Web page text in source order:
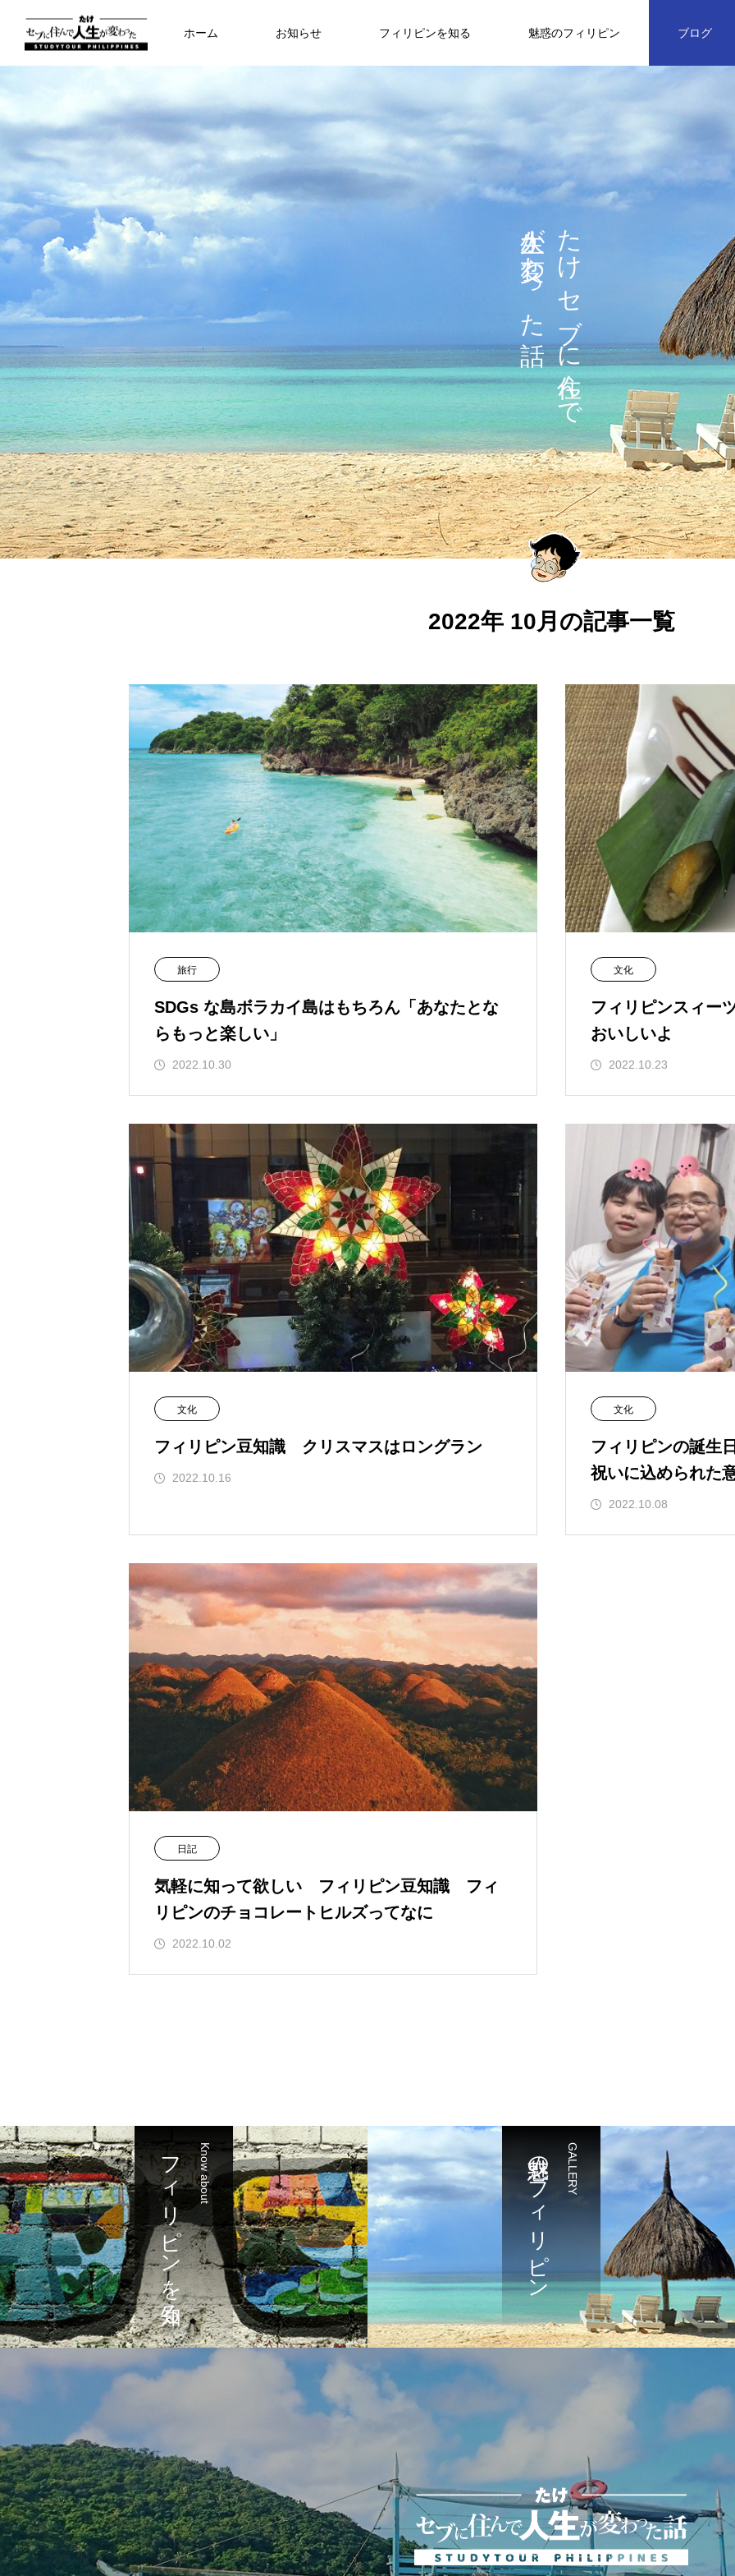
ホーム お知らせ フィリピンを知る 魅惑のフィリピン ブログ
う国
留学
07
学びの場として注目されるフィリピン 世界のダイバーが集まるフィリピン
オーガニックフード＆コスメ２
お店
大人の女性が楽しむフィリピンのお勧め
デビューの娘を前に思うこと
2024.04.16
大阪万博に出展するのですが、、、、
2024.03.24
コロナがフィリピンでなかなか収まら
2021.09.26
フィリピン留学がトレンドになる３つ
2021.07.16
セブと日本を通じて見る、両親のこ
2024.05.30
デビューの娘を前に思うこと
2024.04.16
ハロウィンから始まるフィリピンのお
2021.10.24
20年前の自分が選んだことが今をつ
2021.10.10
セブと日本を通じて見る、両親のこ
2024.05.30
デビューの娘を前に思うこと
2024.04.16
セブと日本を通じて見る、両親のこ
2024.05.30
2024.04.07
クラークという素敵な街に来ています
2024.05.05
長いトンネルを抜け出してやりたい事
を形にしたいです
2023.09.24
セブと日本を通じて見る、両親のこ
2024.05.30
フィリピンお勧めオーガニックフード
で綺麗になろう
2022.11.13 たけ セブに住んで
人生が変わった話
2022年 10月の記事一覧
旅行
SDGs な島ボラカイ島はもちろん「あなたとな
らもっと楽しい」
2022.10.30
文化
フィリピンスィー
おいしいよ
2022.10.23
文化
フィリピン豆知識 クリスマスはロングラン
2022.10.16
文化
フィリピンの誕生
祝いに込められた
2022.10.08
日記
気軽に知って欲しい フィリピン豆知識 フィ
リピンのチョコレートヒルズってなに
2022.10.02
Know about
フィリピンを知る GALLERY
魅惑のフィリピン